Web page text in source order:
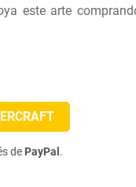
este arte
de PayPal.